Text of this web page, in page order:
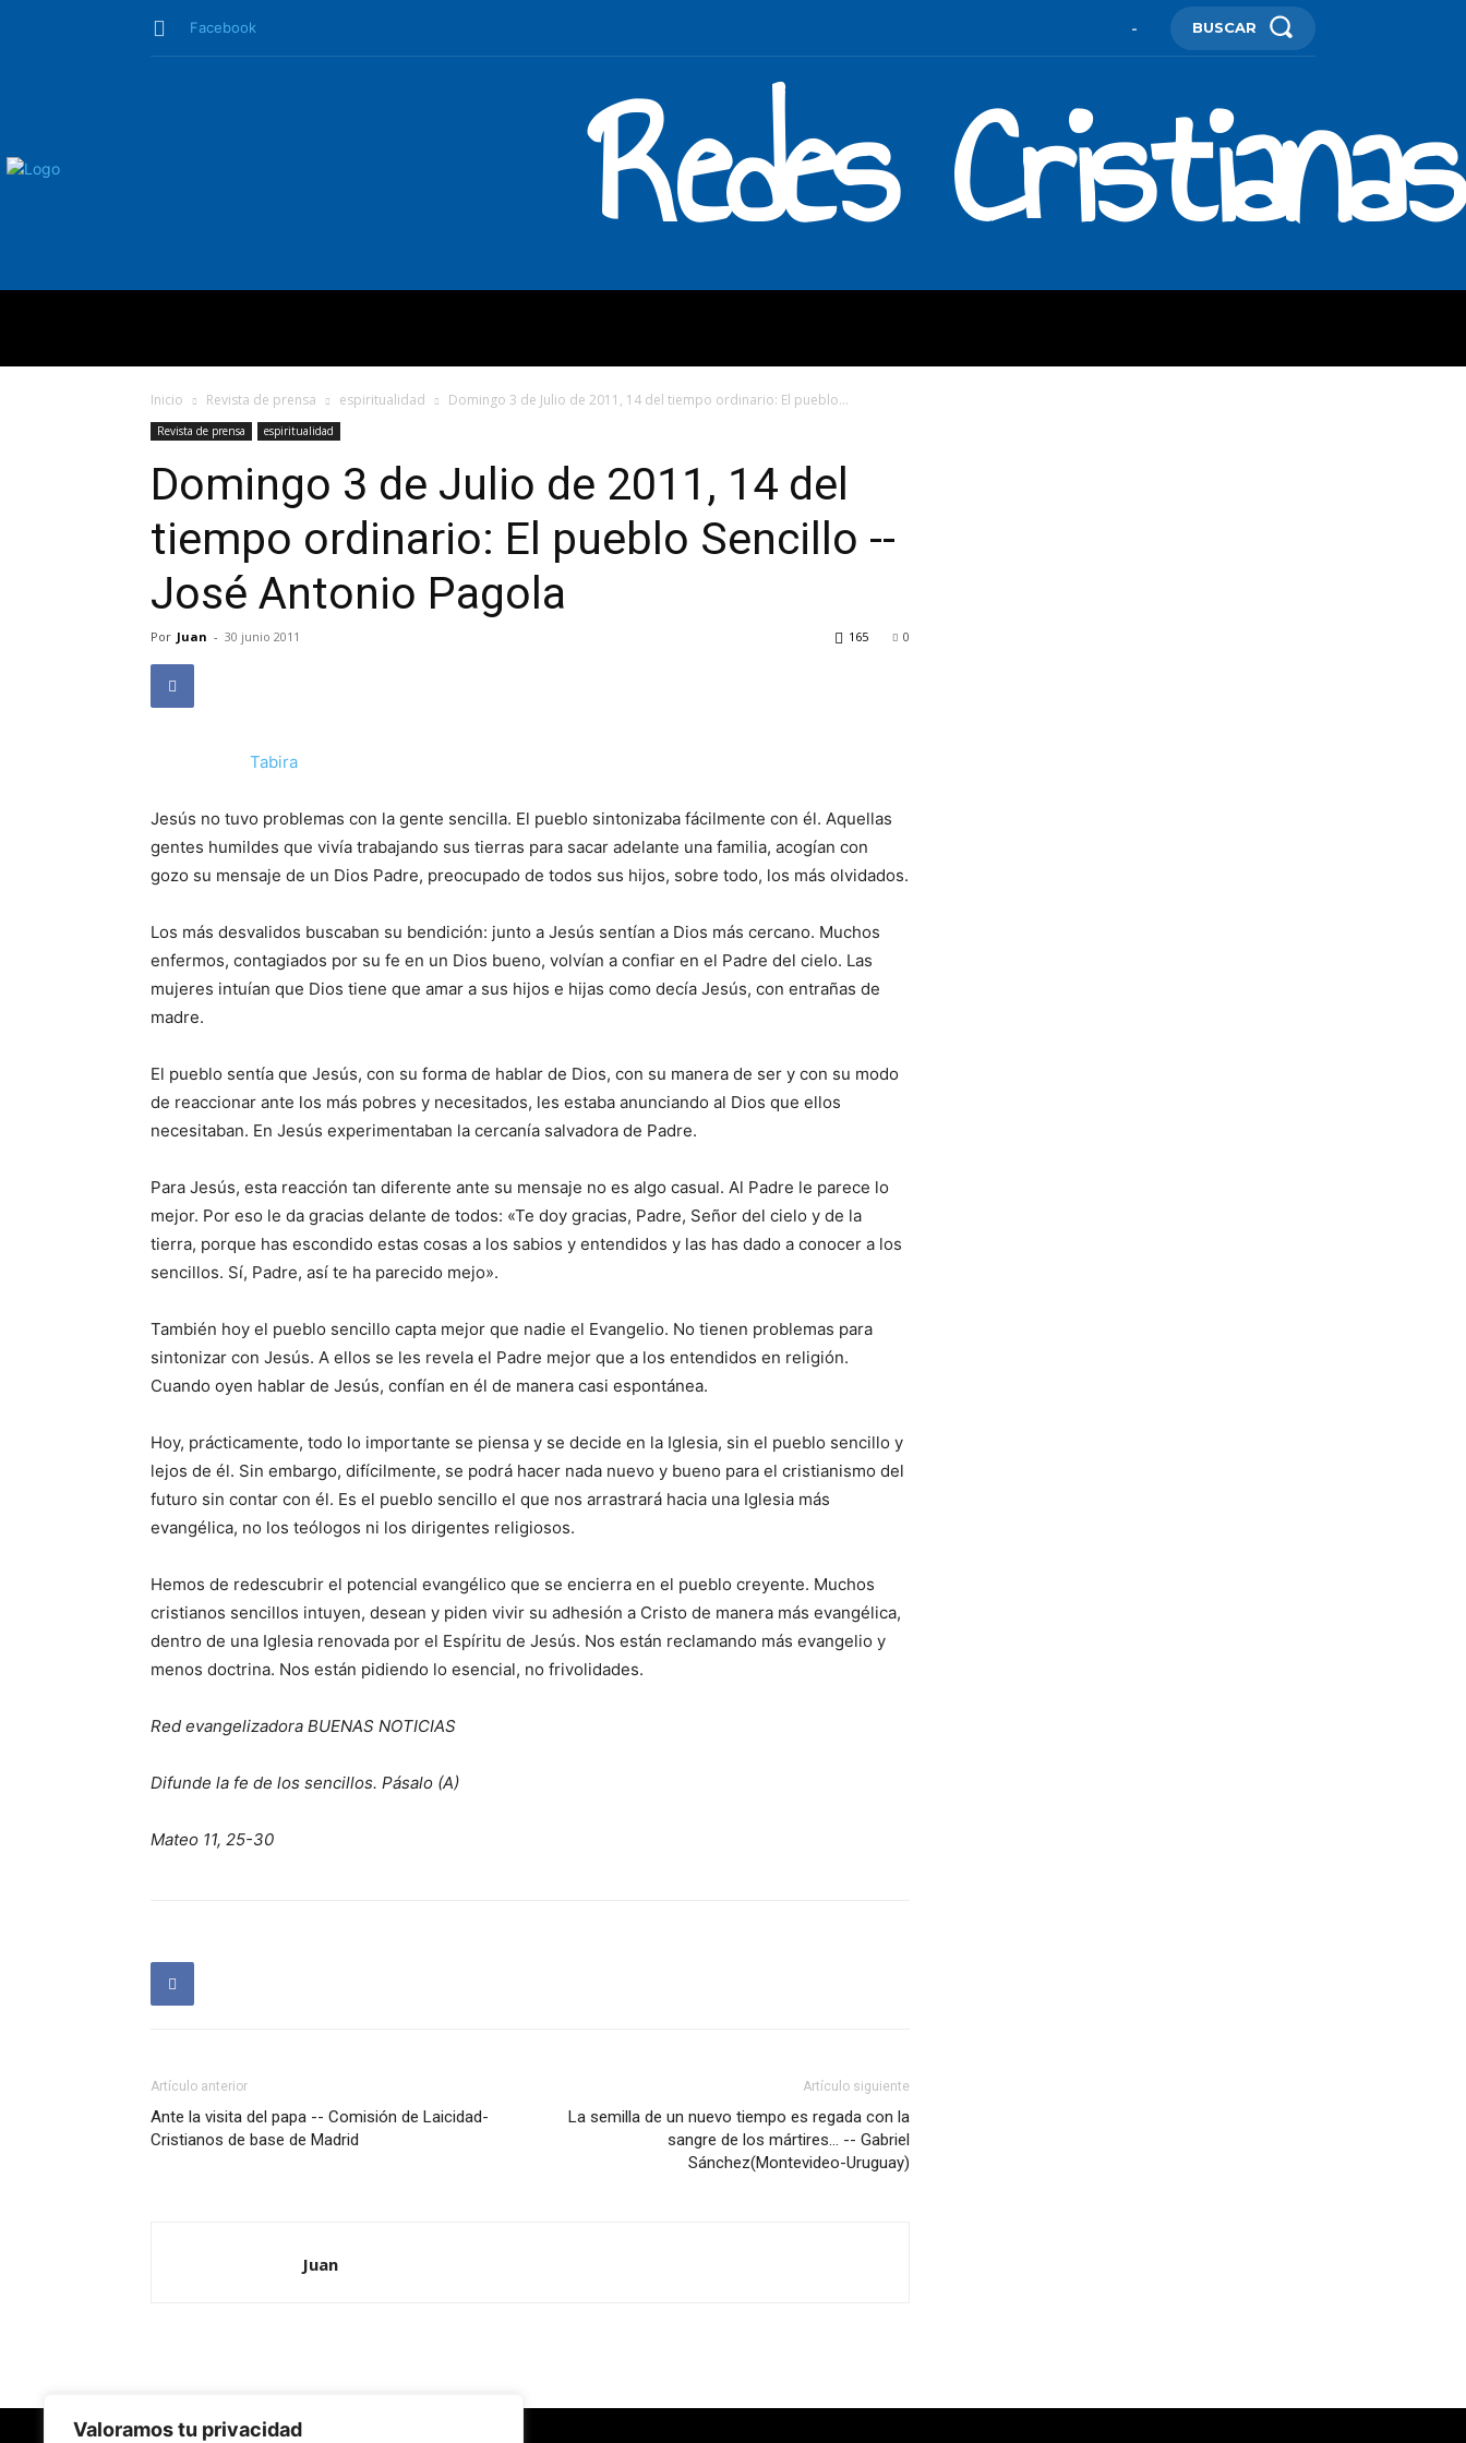
Valoramos tu privacidad
Facebook - BUSCAR
Redes Cristianas
Inicio Revista de prensa espiritualidad Domingo 3 de Julio de 2011, 14 del tiempo ordinario: El pueblo...
Revista de prensa espiritualidad
Domingo 3 de Julio de 2011, 14 del
tiempo ordinario: El pueblo Sencillo --
José Antonio Pagola
Por Juan - 30 junio 2011 0
165
Tabira
Jesús no tuvo problemas con la gente sencilla. El pueblo sintonizaba fácilmente con él. Aquellas
gentes humildes que vivía trabajando sus tierras para sacar adelante una familia, acogían con
gozo su mensaje de un Dios Padre, preocupado de todos sus hijos, sobre todo, los más olvidados.
Los más desvalidos buscaban su bendición: junto a Jesús sentían a Dios más cercano. Muchos
enfermos, contagiados por su fe en un Dios bueno, volvían a confiar en el Padre del cielo. Las
mujeres intuían que Dios tiene que amar a sus hijos e hijas como decía Jesús, con entrañas de
madre.
El pueblo sentía que Jesús, con su forma de hablar de Dios, con su manera de ser y con su modo
de reaccionar ante los más pobres y necesitados, les estaba anunciando al Dios que ellos
necesitaban. En Jesús experimentaban la cercanía salvadora de Padre.
Para Jesús, esta reacción tan diferente ante su mensaje no es algo casual. Al Padre le parece lo
mejor. Por eso le da gracias delante de todos: «Te doy gracias, Padre, Señor del cielo y de la
tierra, porque has escondido estas cosas a los sabios y entendidos y las has dado a conocer a los
sencillos. Sí, Padre, así te ha parecido mejo».
También hoy el pueblo sencillo capta mejor que nadie el Evangelio. No tienen problemas para
sintonizar con Jesús. A ellos se les revela el Padre mejor que a los entendidos en religión.
Cuando oyen hablar de Jesús, confían en él de manera casi espontánea.
Hoy, prácticamente, todo lo importante se piensa y se decide en la Iglesia, sin el pueblo sencillo y
lejos de él. Sin embargo, difícilmente, se podrá hacer nada nuevo y bueno para el cristianismo del
futuro sin contar con él. Es el pueblo sencillo el que nos arrastrará hacia una Iglesia más
evangélica, no los teólogos ni los dirigentes religiosos.
Hemos de redescubrir el potencial evangélico que se encierra en el pueblo creyente. Muchos
cristianos sencillos intuyen, desean y piden vivir su adhesión a Cristo de manera más evangélica,
dentro de una Iglesia renovada por el Espíritu de Jesús. Nos están reclamando más evangelio y
menos doctrina. Nos están pidiendo lo esencial, no frivolidades.
Red evangelizadora BUENAS NOTICIAS
Difunde la fe de los sencillos. Pásalo (A)
Mateo 11, 25-30
Artículo anterior
Ante la visita del papa -- Comisión de Laicidad-
Cristianos de base de Madrid
Artículo siguiente
La semilla de un nuevo tiempo es regada con la
sangre de los mártires… -- Gabriel
Sánchez(Montevideo-Uruguay)
Juan